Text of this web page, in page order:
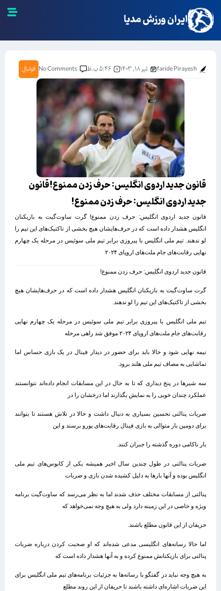
ایران ورزش مدیا
faride Pirayesh تیر ۱۸, ۱۴۰۳ ۵:۴۶ ب.ظ No Comments فوتبال
قانون جدید اردوی انگلیس: حرف زدن ممنوع!قانون
جدید اردوی انگلیس: حرف زدن ممنوع!
قانون جدید اردوی انگلیس: حرف زدن ممنوع! گرت ساوت‌گیت به بازیکنان
انگلیس هشدار داده است که در حرف‌هایشان هیچ بخشی از تاکتیک‌های این تیم را
لو ندهند. تیم ملی انگلیس با پیروزی برابر تیم ملی سوئیس در مرحله یک چهارم
نهایی رقابت‌های جام ملت‌های اروپای ۲۰۲۴
قانون جدید اردوی انگلیس: حرف زدن ممنوع!
گرت ساوت‌گیت به بازیکنان انگلیس هشدار داده است که در حرف‌هایشان هیچ
بخشی از تاکتیک‌های این تیم را لو ندهند.
تیم ملی انگلیس با پیروزی برابر تیم ملی سوئیس در مرحله یک چهارم نهایی
رقابت‌های جام ملت‌های اروپای ۲۰۲۴ موفق شد راهی مرحله
نیمه نهایی شود و حالا باید برای حضور در دیدار فینال در یک بازی حساس اما
تماشایی به مصاف تیم ملی هلند برود.
سه شیرها در پنج دیداری که تا به حال در این مسابقات انجام داده‌اند نتوانستند
عملکرد چندان خوبی را به نمایش بگذارند اما درخشان را در
ضربات پنالتی تحسین بسیاری به دنبال داشت و حالا در تلاش هستند تا بتوانند
برای دومین بار متوالی به بازی فینال رقابت‌های یورو برسند و این
بار ناکامی دوره گذشته را جبران کنند.
ضربات پنالتی در طول چندین سال اخیر همیشه یکی از کابوس‌های تیم ملی
انگلیس بوده و آنها بارها به دلیل کشیده شدن بازی و ضربات
پنالتی از مسابقات مختلف حذف شدند اما به نظر می‌رسد که ساوت‌گیت برنامه
ویژه و خاصی در این زمینه دارد ولی به هیچ وجه نمی‌خواهد که
حریفان از این قانون مطلع باشند.
اما حالا رسانه‌های انگلیسی مدعی شده‌اند که او صحبت کردن درباره ضربات
پنالتی برای بازیکنانش ممنوع کرده و به آنها هشدار داده است که
به هیچ وجه نباید در گفتگو با رسانه‌ها به جزئیات برنامه‌های تیم ملی انگلیس برای
این ضربات اشاره‌ای داشته باشند تا حریفان از این روند مطلع